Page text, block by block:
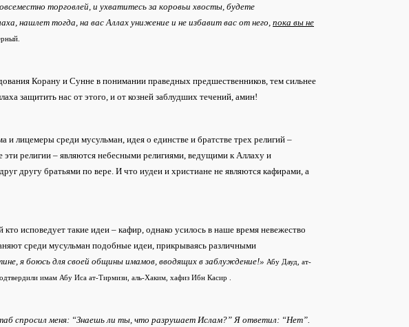
торговлей, и ухватитесь за коровьи хвосты, будете
нашлет тогда, на вас Аллах унижение и не избавит вас от него, пока вы не
Корану и Сунне в понимании праведных предшественников, тем сильнее
защитить нас от этого, и от козней заблудших течений, амин!
лицемеры среди мусульман, идея о единстве и братстве трех религий –
религии – являются небесными религиями, ведущими к Аллаху и
другу братьями по вере. И что иудеи и христиане не являются кафирами, а
исповедует такие идеи – кафир, однако усилось в наше время невежество
среди мусульман подобные идеи, прикрываясь различными
я боюсь для своей общины имамов, вводящих в заблуждение!» Абу Дауд, ат-
имам Абу Иса ат-Тирмизи, аль-Хаким, хафиз Ибн Касир .
спросил меня: “Знаешь ли ты, что разрушает Ислам?” Я ответил: “Нет”.